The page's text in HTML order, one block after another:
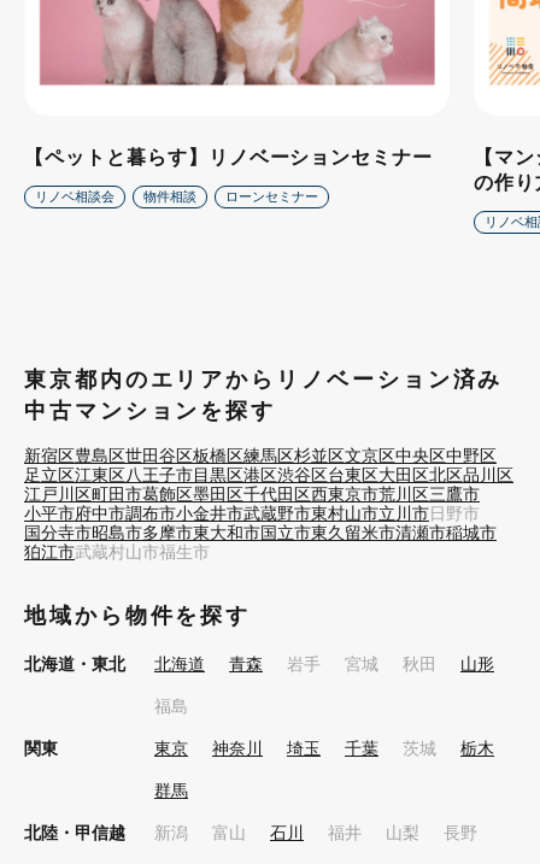
【ペットと暮らす】リノベーションセミナー
リノベ相談会 物件相談 ローンセミナー
【マ
の作り
リノベ
東京都内のエリアからリノベーション済み
中古マンションを探す
新宿区豊島区世田谷区板橋区練馬区杉並区文京区中央区中野区
足立区江東区八王子市目黒区港区渋谷区台東区大田区北区品川区
江戸川区町田市葛飾区墨田区千代田区西東京市荒川区三鷹市
小平市府中市調布市小金井市武蔵野市東村山市立川市日野市
国分寺市昭島市多摩市東大和市国立市東久留米市清瀬市稲城市
狛江市武蔵村山市福生市
地域から物件を探す
北海道・東北 北海道 青森 岩手 宮城 秋田 山形
福島
関東 東京 神奈川 埼玉 千葉 茨城 栃木
群馬
北陸・甲信越 新潟 富山 石川 福井 山梨 長野